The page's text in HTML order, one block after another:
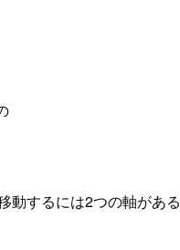
動するには2つの軸がある